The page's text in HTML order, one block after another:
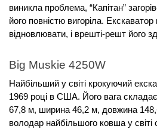
виникла проблема, “Капітан”
його повністю вигоріла.
відновлювати, і врешті-решт його
Big Muskie 4250W
Найбільший у світі крокуючий
1969 році в США. Його вага
67,8 м, ширина 46,2 м, довжина
володар найбільшого ковша у